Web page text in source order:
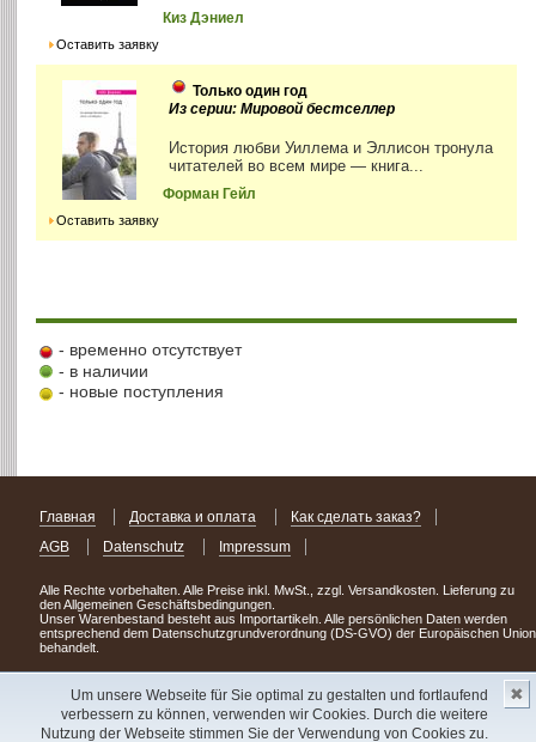
Um unsere Webseite für Sie optimal zu gestalten und fortlaufend
verbessern zu können, verwenden wir Cookies. Durch die weitere
Nutzung der Webseite stimmen Sie der Verwendung von Cookies zu.
✖
Киз Дэниел
Оставить заявку
Только один год
Из серии: Мировой бестселлер
История любви Уиллема и Эллисон тронула
читателей во всем мире — книга...
Форман Гейл
Оставить заявку
- временно отсутствует
- в наличии
- новые поступления
Главная Доставка и оплата
Как сделать заказ?
AGB
Datenschutz Impressum
Alle Rechte vorbehalten. Alle Preise inkl. MwSt., zzgl. Versandkosten. Lieferung zu
den Allgemeinen Geschäftsbedingungen.
Unser Warenbestand besteht aus Importartikeln. Alle persönlichen Daten werden
entsprechend dem Datenschutzgrundverordnung (DS-GVO) der Europäischen Union
behandelt.
Сделав заказ сегодня, уже через день или два Вы можете стать обладателем
НОВИНКИ из Германии! Удачного поиска!
Copyright 2003 - 2023 © Express-Kniga